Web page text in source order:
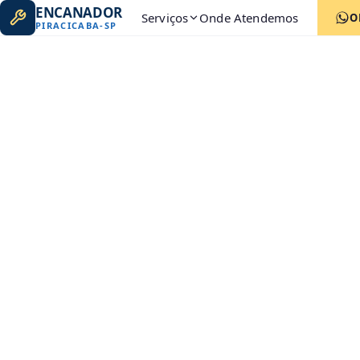
ENCANADOR
PIRACICABA-SP Serviços Onde Atendemos